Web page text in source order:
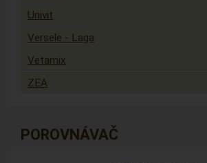
Univit
Versele - Laga
Vetamix
ZEA
POROVNÁVAČ